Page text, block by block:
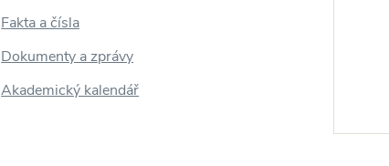
Fakta a čísla
Dokumenty a zprávy
Akademický kalendář